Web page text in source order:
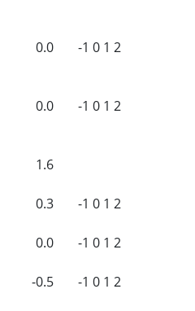
0.0 -1 0 1 2
0.0 -1 0 1 2
1.6
0.3 -1 0 1 2
0.0 -1 0 1 2
-0.5 -1 0 1 2